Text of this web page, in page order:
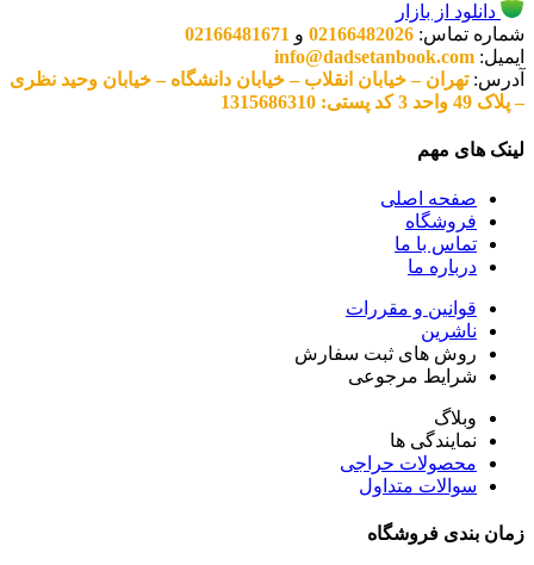
دانلود از بازار
شماره تماس: 02166482026 و 02166481671
ایمیل: info@dadsetanbook.com
آدرس:تهران – خیابان انقلاب – خیابان دانشگاه – خیابان وحید نظری
– پلاک 49 واحد 3 کد پستی: 1315686310
لینک های مهم
صفحه اصلی
فروشگاه
تماس با ما
درباره ما
قوانین و مقررات
ناشرین
روش های ثبت سفارش
شرایط مرجوعی
وبلاگ
نمایندگی ها
محصولات حراجی
سوالات متداول
زمان بندی فروشگاه